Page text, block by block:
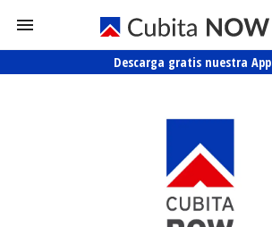
Descarga gratis nuestra App